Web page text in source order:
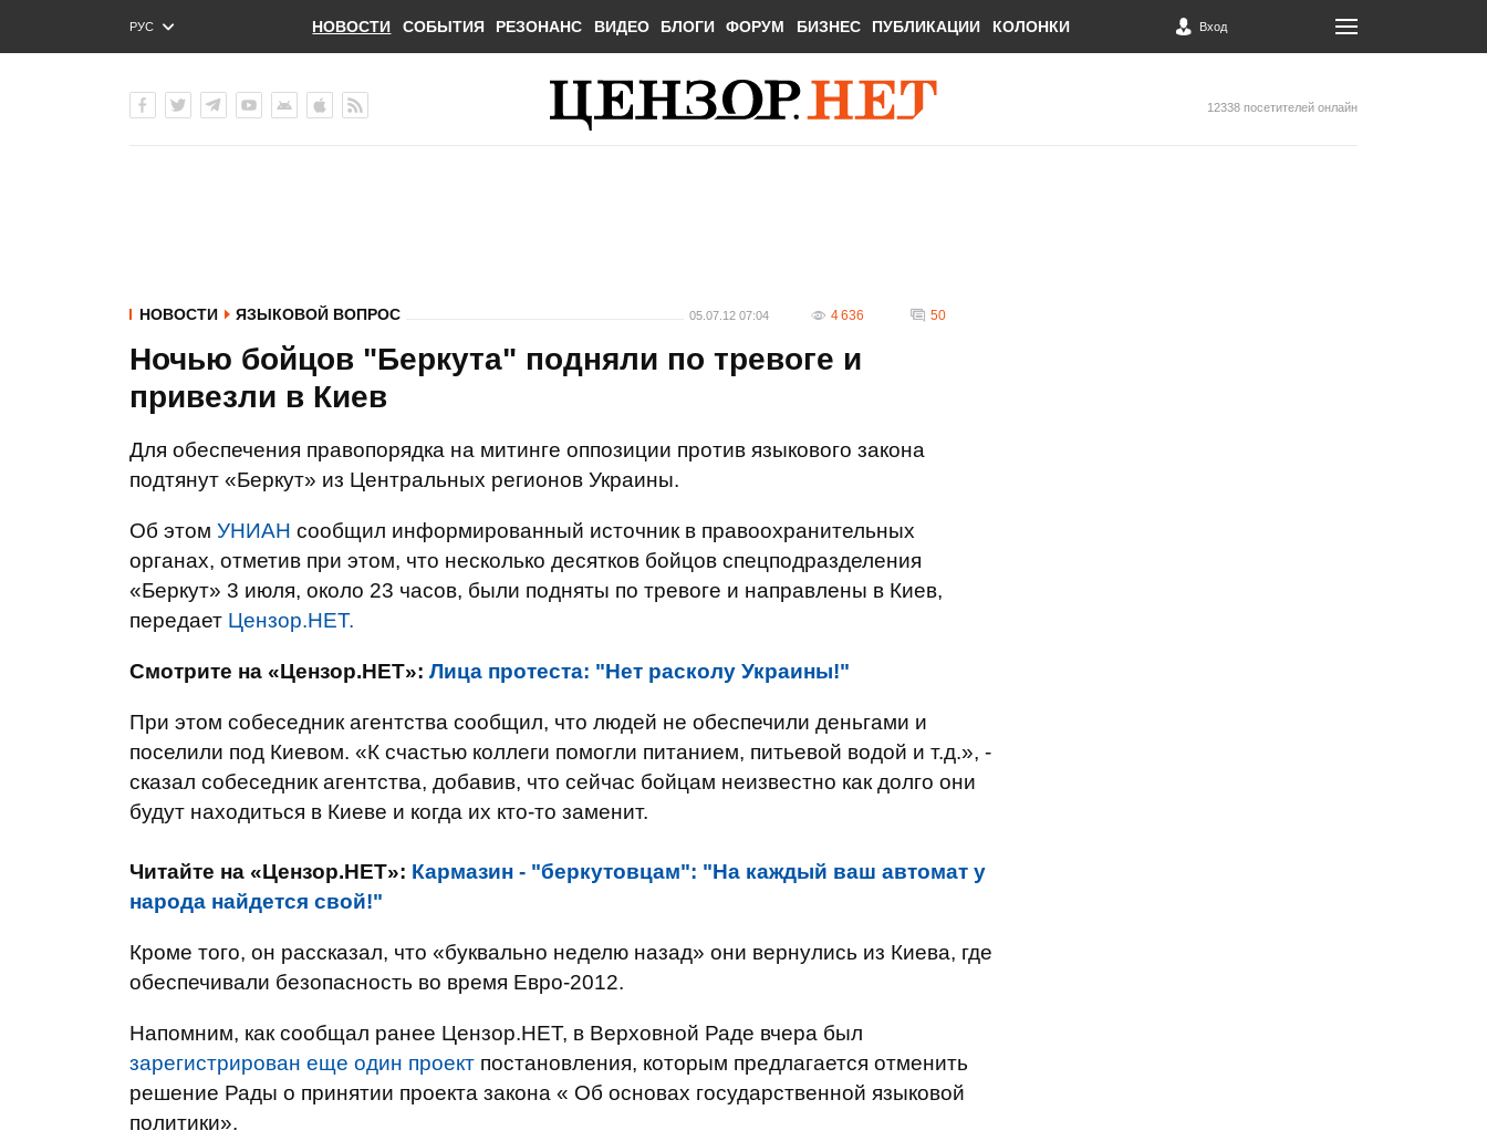
РУС
ENG
НОВОСТИ СОБЫТИЯ РЕЗОНАНС ВИДЕО БЛОГИ ФОРУМ БИЗНЕС ПУБЛИКАЦИИ КОЛОНКИ Вход
12338 посетителей онлайн
НОВОСТИ ЯЗЫКОВОЙ ВОПРОС 05.07.12 07:04 4 636 50
Ночью бойцов "Беркута" подняли по тревоге и
привезли в Киев
Для обеспечения правопорядка на митинге оппозиции против языкового закона
подтянут «Беркут» из Центральных регионов Украины.
Об этом УНИАН сообщил информированный источник в правоохранительных
органах, отметив при этом, что несколько десятков бойцов спецподразделения
«Беркут» 3 июля, около 23 часов, были подняты по тревоге и направлены в Киев,
передает Цензор.НЕТ.
Смотрите на «Цензор.НЕТ»: Лица протеста: "Нет расколу Украины!"
При этом собеседник агентства сообщил, что людей не обеспечили деньгами и
поселили под Киевом. «К счастью коллеги помогли питанием, питьевой водой и т.д.», -
сказал собеседник агентства, добавив, что сейчас бойцам неизвестно как долго они
будут находиться в Киеве и когда их кто-то заменит.
Читайте на «Цензор.НЕТ»: Кармазин - "беркутовцам": "На каждый ваш автомат у
народа найдется свой!"
Кроме того, он рассказал, что «буквально неделю назад» они вернулись из Киева, где
обеспечивали безопасность во время Евро-2012.
Напомним, как сообщал ранее Цензор.НЕТ, в Верховной Раде вчера был
зарегистрирован еще один проект постановления, которым предлагается отменить
решение Рады о принятии проекта закона « Об основах государственной языковой
политики».